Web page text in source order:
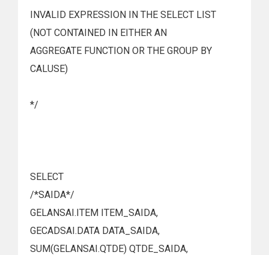
INVALID EXPRESSION IN THE SELECT LIST
(NOT CONTAINED IN EITHER AN
AGGREGATE FUNCTION OR THE GROUP BY
CALUSE)
*/
SELECT
/*SAIDA*/
GELANSAI.ITEM ITEM_SAIDA,
GECADSAI.DATA DATA_SAIDA,
SUM(GELANSAI.QTDE) QTDE_SAIDA,